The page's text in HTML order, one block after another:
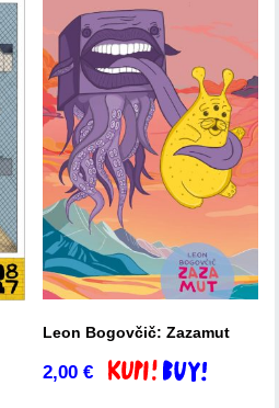
Leon Bogovčič: Zazamut
2,00€ Dodaj v košarico